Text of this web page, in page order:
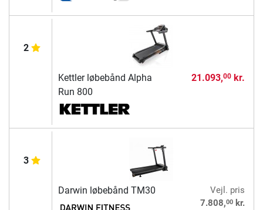
2
Kettler løbebånd Alpha
Run 800
21.093,00kr.
3
Darwin løbebånd TM30
Vejl. pris
7.808,00kr.